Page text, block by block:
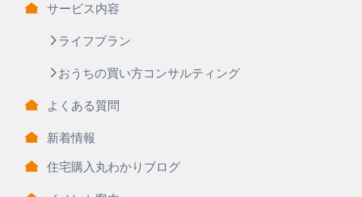
サービス内容
ライフプラン
おうちの買い方コンサルティング
よくある質問
新着情報
住宅購入丸わかりブログ